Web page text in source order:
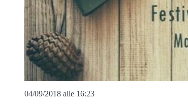
04/09/2018 alle 16:23